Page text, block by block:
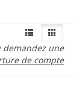
une
de compte